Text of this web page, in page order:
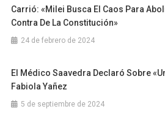
Carrió: «Milei Busca El Caos Para
Contra De La Constitución»
24 de febrero de 2024
El Médico Saavedra Declaró Sobre
Fabiola Yañez
5 de septiembre de 2024